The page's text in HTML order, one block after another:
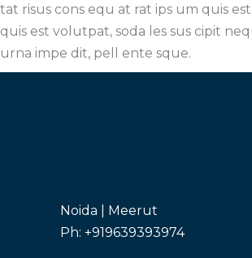
tat risus cons equ at rat ips um quis
quis est volutpat, soda les sus cipit
urna impe dit, pell ente sque.
Noida | Meerut
Ph: +919639393974